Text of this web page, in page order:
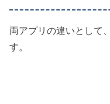
両アプリの違いとして
す。